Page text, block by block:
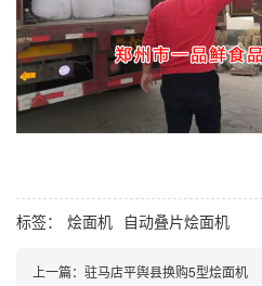
标签： 烩面机 自动叠片烩面机
上一篇： 驻马店平舆县换购5型烩面机